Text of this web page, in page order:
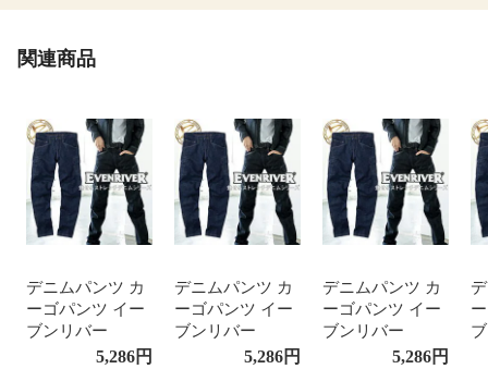
関連商品
デニムパンツ カ
ーゴパンツ イー
ブンリバー
EVENRIVER ジ
5,286円
デニムパンツ カ
ーゴパンツ イー
ブンリバー
EVENRIVER ジ
5,286円
デニムパンツ カ
ーゴパンツ イー
ブンリバー
EVENRIVER ジ
5,286円